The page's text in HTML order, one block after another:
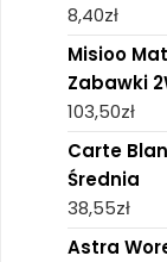
8,40zł
Misioo
Zabawki
103,50zł
Carte
Średnia
38,55zł
Astra